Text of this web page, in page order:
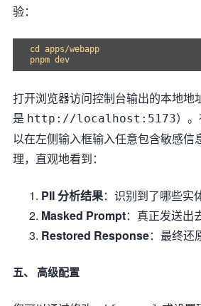
验：
cd apps/webapp
打开浏览器访问控制台输出的本地地
是 http://localhost:5173）
以在左侧输入框输入任意包含敏感信
理，直观地看到：
PII 分析结果：识别到了哪些实
Masked Prompt：真正发送出
Restored Response：最终还
五、 高级配置